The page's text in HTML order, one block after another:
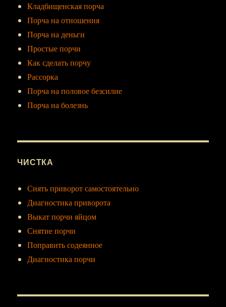
Кладбищенская порча
Порча на отношения
Порча на деньги
Простые порчи
Как сделать порчу
Рассорка
Порча на половое безсилие
Порча на болезнь
ЧИСТКА
Снять приворот самостоятельно
Диагностика приворота
Выкат порчи яйцом
Снятие порчи
Поправить содеянное
Диагностика порчи